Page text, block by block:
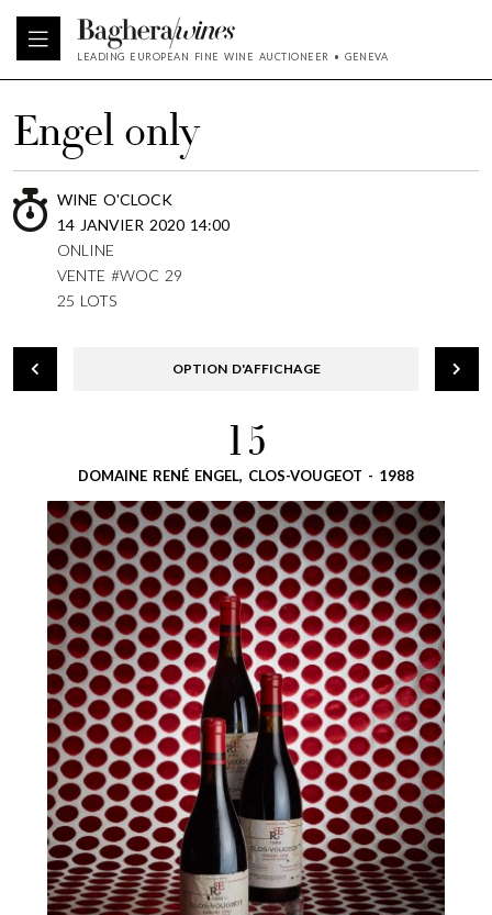
LEADING EUROPEAN FINE WINE AUCTIONEER • GENEVA
Engel only
WINE O'CLOCK
14 JANVIER 2020 14:00
ONLINE
VENTE #WOC 29
25 LOTS
OPTION D'AFFICHAGE
15
DOMAINE RENÉ ENGEL, CLOS-VOUGEOT - 1988